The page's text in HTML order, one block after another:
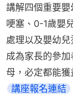
講解四個重要
哽塞、0-1歲嬰
處理以及嬰幼
成為家長的參
母，必定都能獲
講座報名連結